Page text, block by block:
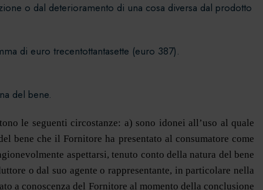
o dal deterioramento di una cosa diversa dal prodotto
di euro trecentottantasette (euro 387).
del bene.
le seguenti circostanze: a) sono idonei all’uso al quale
bene che il Fornitore ha presentato al consumatore come
aspettarsi, tenuto conto della natura del bene
o dal suo agente o rappresentante, in particolare nella
a conoscenza del Fornitore al momento della conclusione